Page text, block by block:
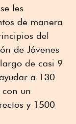
les
de manera
del
de Jóvenes
de casi 9
a 130
un
y 1500